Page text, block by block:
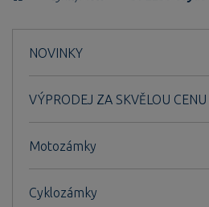
NOVINKY
VÝPRODEJ ZA SKVĚLOU CENU
Motozámky
Cyklozámky